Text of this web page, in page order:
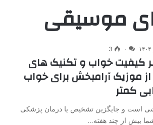
موسیقی
۰ 3
کیفیت خواب و تکنیک های
موزیک آرامبخش برای خواب
کمتر
است و جایگزین تشخیص یا درمان پزشکی
بیش از چند هفته…